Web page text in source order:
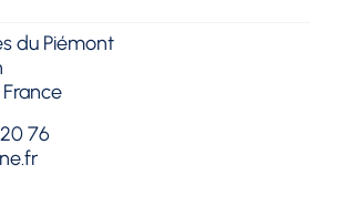
du Piémont
France
76